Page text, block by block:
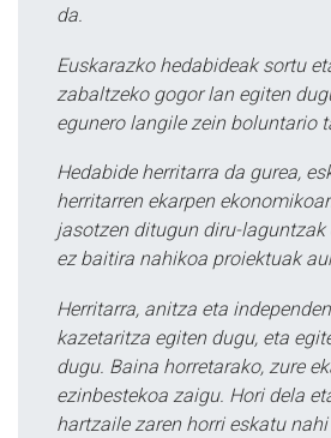
da.
Euskarazko hedabideak sortu
zabaltzeko gogor lan egiten
egunero langile zein boluntario
Hedabide herritarra da gurea,
herritarren ekarpen
jasotzen ditugun diru-
ez baitira nahikoa proiektuak
Herritarra, anitza eta
kazetaritza egiten dugu, eta
dugu. Baina horretarako, zure
ezinbestekoa zaigu. Hori dela
hartzaile zaren horri eskatu